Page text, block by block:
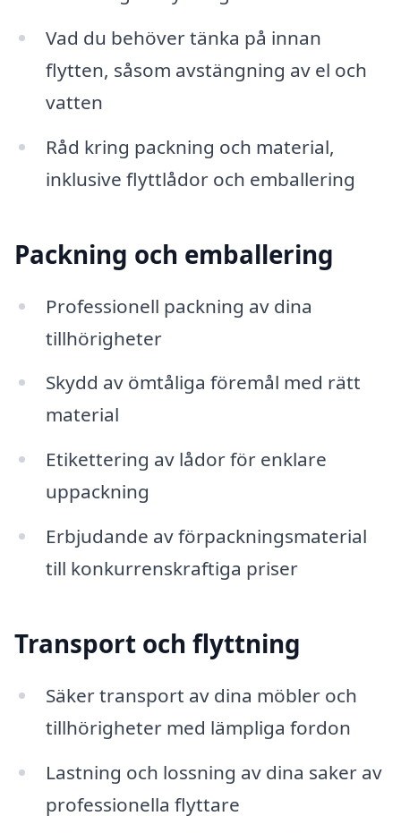
Vad du behöver tänka på innan
flytten, såsom avstängning av el och
vatten
Råd kring packning och material,
inklusive flyttlådor och emballering
Packning och emballering
Professionell packning av dina
tillhörigheter
Skydd av ömtåliga föremål med rätt
material
Etikettering av lådor för enklare
uppackning
Erbjudande av förpackningsmaterial
till konkurrenskraftiga priser
Transport och flyttning
Säker transport av dina möbler och
tillhörigheter med lämpliga fordon
Lastning och lossning av dina saker av
professionella flyttare